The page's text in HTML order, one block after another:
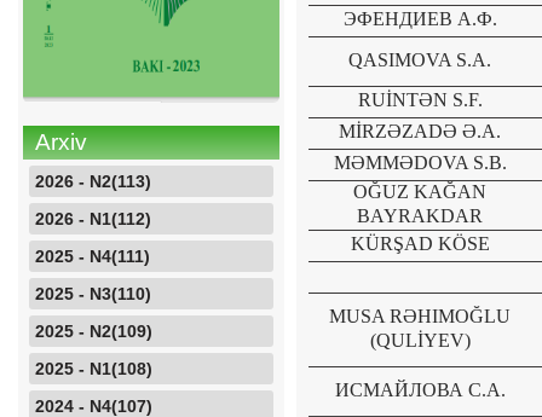
Arxiv
2026 - N2(113)
2026 - N1(112)
2025 - N4(111)
2025 - N3(110)
2025 - N2(109)
2025 - N1(108)
2024 - N4(107)
ЭФЕНДИЕВ А.Ф.
QASIMOVA S.A.
RUİNTƏN S.F.
MİRZƏZADƏ Ə.A.
MƏMMƏDOVA S.B.
OĞUZ KAĞAN
BAYRAKDAR
KÜRŞAD KÖSE
MUSA RƏHIMOĞLU
(QULİYEV)
ИСМАЙЛОВА С.А.